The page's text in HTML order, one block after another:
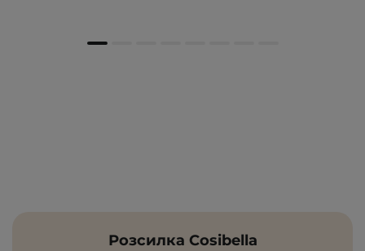
Розсилка Cosibella